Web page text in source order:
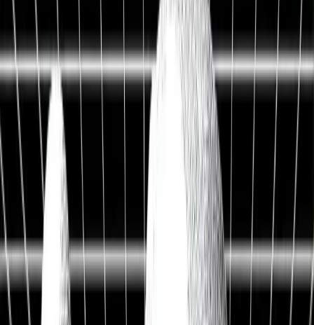
Live Workshop
TERMINAL + API Kostenlos
Sieh, was andere nicht sehen
Fair Value, KI-Analysen & Screener zu 20.000+ Aktien —
vertraut von BlackRock, Goldman Sachs & Anthropic.
100M+
Kennzahlen